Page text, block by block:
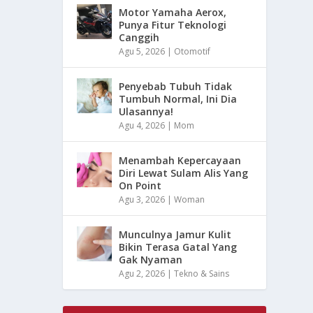
Motor Yamaha Aerox,
Punya Fitur Teknologi
Canggih
Agu 5, 2026 | Otomotif
Penyebab Tubuh Tidak
Tumbuh Normal, Ini Dia
Ulasannya!
Agu 4, 2026 | Mom
Menambah Kepercayaan
Diri Lewat Sulam Alis Yang
On Point
Agu 3, 2026 |Woman
Munculnya Jamur Kulit
Bikin Terasa Gatal Yang
Gak Nyaman
Agu 2, 2026 |Tekno & Sains